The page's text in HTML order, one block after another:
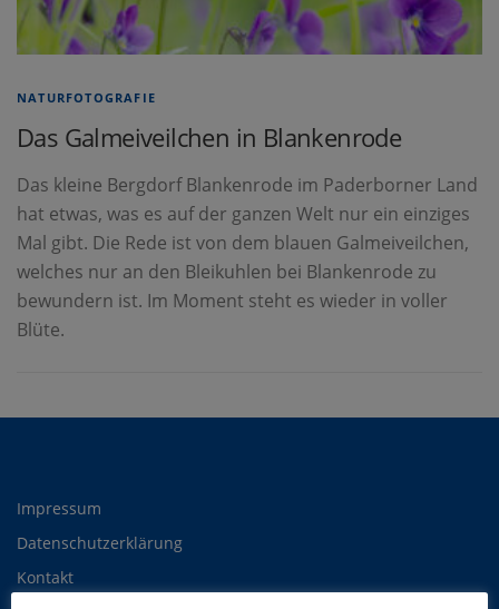
NATURFOTOGRAFIE
Das Galmeiveilchen in Blankenrode
Das kleine Bergdorf Blankenrode im Paderborner Land
hat etwas, was es auf der ganzen Welt nur ein einziges
Mal gibt. Die Rede ist von dem blauen Galmeiveilchen,
welches nur an den Bleikuhlen bei Blankenrode zu
bewundern ist. Im Moment steht es wieder in voller
Blüte.
Impressum
Datenschutzerklärung
Kontakt